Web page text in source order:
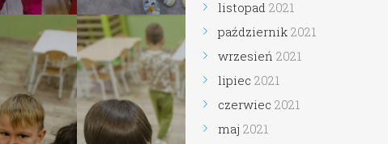
listopad 2021
październik 2021
wrzesień 2021
lipiec 2021
czerwiec 2021
maj 2021